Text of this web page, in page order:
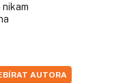
AUTORA